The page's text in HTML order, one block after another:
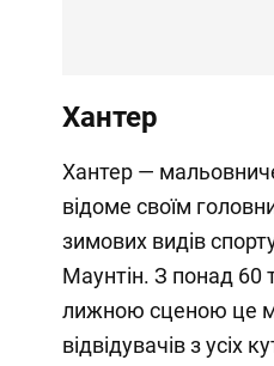
Хантер
Хантер —
відоме своїм
зимових видів
Маунтін. З понад
лижною сценою це
відвідувачів з усіх